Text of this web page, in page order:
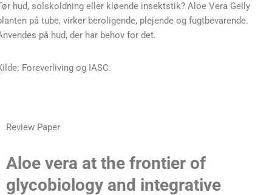
hud, solskoldning eller kløende insektstik? Aloe Vera Gelly
på tube, virker beroligende, plejende og fugtbevarende.
på hud, der har behov for det.
Foreverliving og IASC.
Review Paper
Aloe vera at the frontier of
glycobiology and integrative